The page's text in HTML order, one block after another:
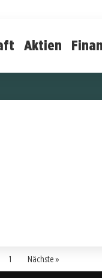
Aktien
1 Nächste »